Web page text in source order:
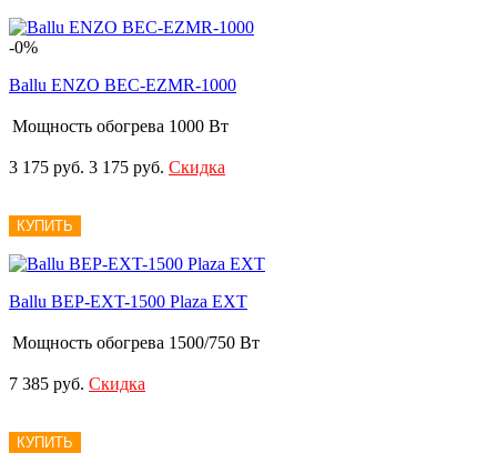
-0%
Ballu ENZO BEC-EZMR-1000
Мощность обогрева 1000 Вт
3 175 руб. 3 175 руб. Скидка
КУПИТЬ
Ballu BEP-EXT-1500 Plaza EXT
Мощность обогрева 1500/750 Вт
7 385 руб. Скидка
КУПИТЬ